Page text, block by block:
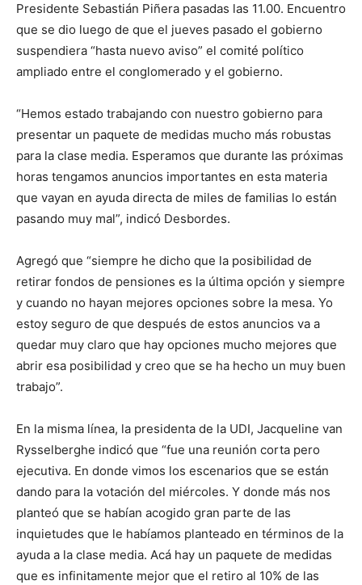
Presidente Sebastián Piñera pasadas las 11.00. Encuentro
que se dio luego de que el jueves pasado el gobierno
suspendiera “hasta nuevo aviso” el comité político
ampliado entre el conglomerado y el gobierno.
“Hemos estado trabajando con nuestro gobierno para
presentar un paquete de medidas mucho más robustas
para la clase media. Esperamos que durante las próximas
horas tengamos anuncios importantes en esta materia
que vayan en ayuda directa de miles de familias lo están
pasando muy mal”, indicó Desbordes.
Agregó que “siempre he dicho que la posibilidad de
retirar fondos de pensiones es la última opción y siempre
y cuando no hayan mejores opciones sobre la mesa. Yo
estoy seguro de que después de estos anuncios va a
quedar muy claro que hay opciones mucho mejores que
abrir esa posibilidad y creo que se ha hecho un muy buen
trabajo”.
En la misma línea, la presidenta de la UDI, Jacqueline van
Rysselberghe indicó que “fue una reunión corta pero
ejecutiva. En donde vimos los escenarios que se están
dando para la votación del miércoles. Y donde más nos
planteó que se habían acogido gran parte de las
inquietudes que le habíamos planteado en términos de la
ayuda a la clase media. Acá hay un paquete de medidas
que es infinitamente mejor que el retiro al 10% de las